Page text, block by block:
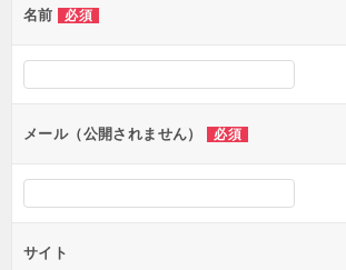
ー
シ
ン
名前 必須
メール（公開されません） 必須
サイト